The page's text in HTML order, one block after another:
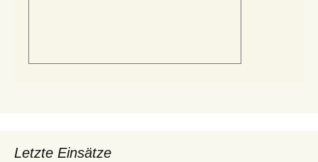
Letzte Einsätze